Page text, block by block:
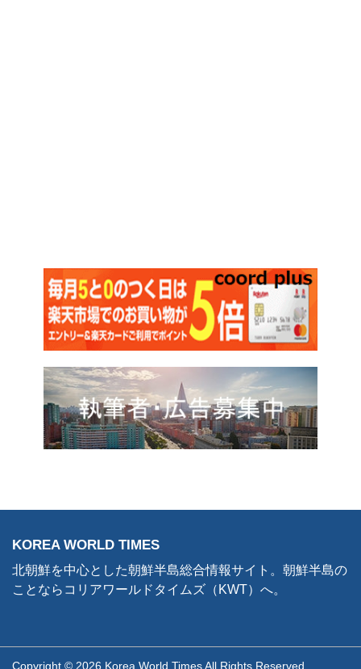
KOREA WORLD TIMES
北朝鮮を中心とした朝鮮半島総合情報サイト。朝鮮半島の
ことならコリアワールドタイムズ（KWT）へ。
Copyright © 2026 Korea World Times All Rights Reserved